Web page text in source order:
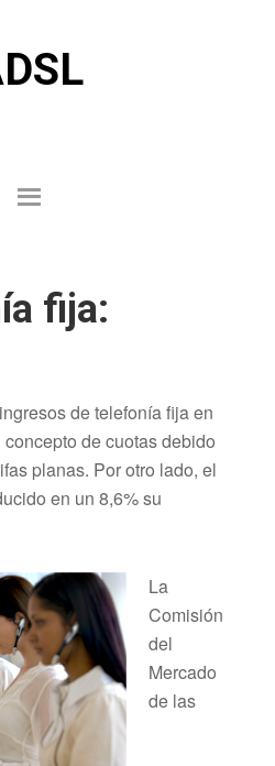
fija:
de telefonía fija en
de cuotas debido
planas. Por otro lado, el
en un 8,6% su
La
Comisión
del
Mercado
de las